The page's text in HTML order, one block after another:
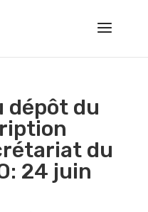
dépôt du
du
24 juin